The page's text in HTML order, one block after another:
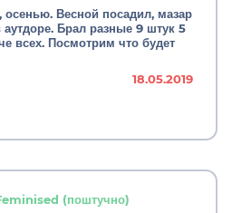
осенью. Весной посадил, мазар
аутдоре. Брал разные 9 штук 5
всех. Посмотрим что будет
18.05.2019
(поштучно)